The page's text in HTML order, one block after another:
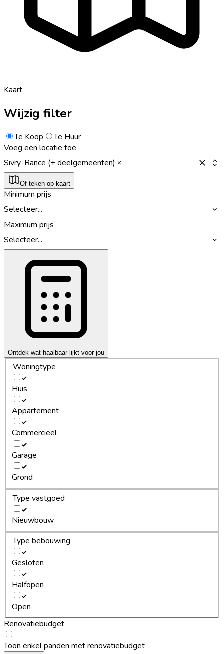
Kaart
Wijzig filter
Te Koop
Te Huur
Voeg een locatie toe
Sivry-Rance (+ deelgemeenten)
Of teken op kaart
Minimum prijs
Selecteer...
Maximum prijs
Selecteer...
Ontdek wat haalbaar lijkt voor jou
Woningtype
Huis
Appartement
Commercieel
Garage
Grond
Type vastgoed
Nieuwbouw
Type bebouwing
Gesloten
Halfopen
Open
Renovatiebudget
Toon enkel panden met renovatiebudget